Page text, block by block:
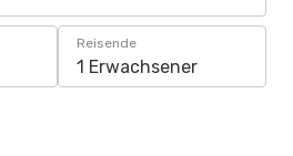
Reisende
1 Erwachsener